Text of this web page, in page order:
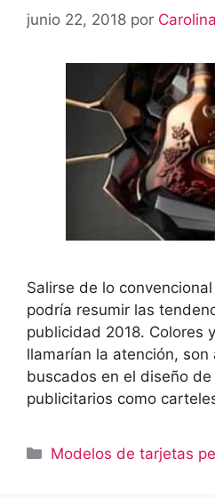
junio 22, 2018 por
Salirse de lo
podría resumir las
publicidad 2018. Colores
llamarían la atención, son
buscados en el diseño
publicitarios como
Categorías
Modelos de tarjetas